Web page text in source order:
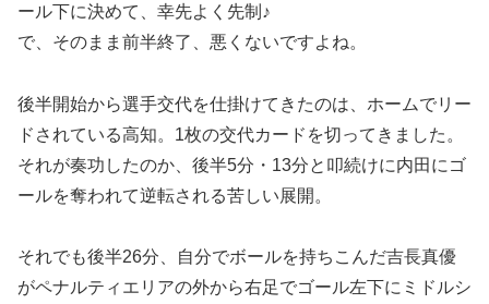
ール下に決めて、幸先よく先制♪
で、そのまま前半終了、悪くないですよね。
後半開始から選手交代を仕掛けてきたのは、ホームでリー
ドされている高知。1枚の交代カードを切ってきました。
それが奏功したのか、後半5分・13分と叩続けに内田にゴ
ールを奪われて逆転される苦しい展開。
それでも後半26分、自分でボールを持ちこんだ吉長真優
がペナルティエリアの外から右足でゴール左下にミドルシ